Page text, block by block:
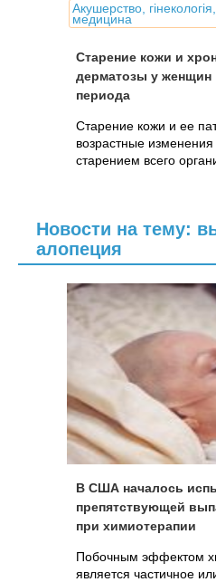
Акушерство,
медицина
Старение кожи и
дерматозы у женщин
периода
Cтарение кожи и ее
возрастные
старением всего
Новости на тему:
алопеция
В США началось
препятствующей
при химиотерапии
Побочным эффектом
является частичное